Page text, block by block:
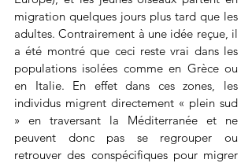
migration quelques jours plus tard que les
adultes. Contrairement à une idée reçue, il
a été montré que ceci reste vrai dans les
populations isolées comme en Grèce ou
en Italie. En effet dans ces zones, les
individus migrent directement « plein sud
» en traversant la Méditerranée et ne
peuvent donc pas se regrouper ou
retrouver des conspécifiques pour migrer